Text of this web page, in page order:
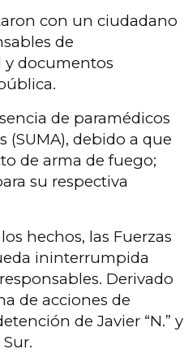
con un ciudadano
de
y documentos
de paramédicos
(SUMA), debido a que
de arma de fuego;
su respectiva
hechos, las Fuerzas
ininterrumpida
Derivado
de acciones de
de Javier “N.” y